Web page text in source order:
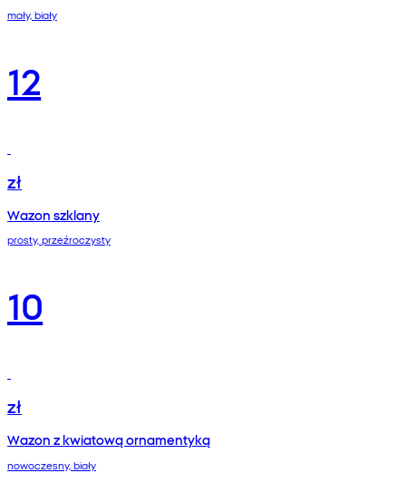
mały, biały
12
zł
Wazon szklany
prosty, przeźroczysty
10
zł
Wazon z kwiatową ornamentyką
nowoczesny, biały